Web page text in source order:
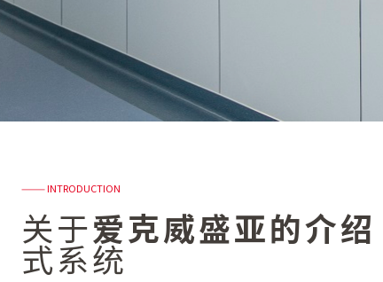
——— INTRODUCTION
关于爱克威盛亚的介绍
式系统